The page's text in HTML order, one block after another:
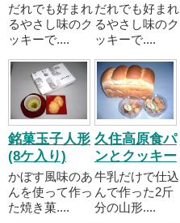
だれでも好まれ
るやさし味のク
ッキーで....
だれでも好まれ
るやさし味のク
ッキーで....
銘菓玉子人形
(8ケ入り)
かぼす風味のあ
んを使って作っ
た焼き菓....
久住高原食パ
ンとクッキー
牛乳だけで仕込
んで作った2斤
分の山形....